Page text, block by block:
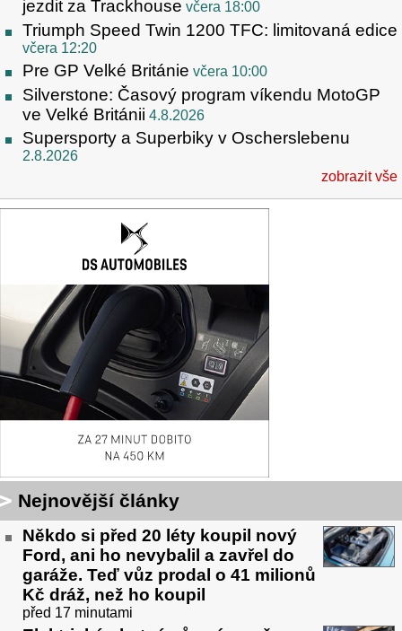
jezdit za Trackhouse včera 18:00
Triumph Speed Twin 1200 TFC: limitovaná edice
včera 12:20
Pre GP Velké Británie včera 10:00
Silverstone: Časový program víkendu MotoGP
ve Velké Británii 4.8.2026
Supersporty a Superbiky v Oscherslebenu
2.8.2026
zobrazit vše
Nejnovější články
Někdo si před 20 léty koupil nový
Ford, ani ho nevybalil a zavřel do
garáže. Teď vůz prodal o 41 milionů
Kč dráž, než ho koupil
před 17 minutami